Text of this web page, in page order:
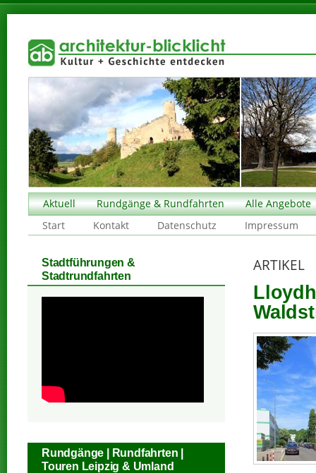
Aktuell Rundgänge & Rundfahrten
Alle Angebote
Start
Kontakt Datenschutz Impressum
ARTIKEL
Stadtführungen &
Stadtrundfahrten
Rundgänge | Rundfahrten |
Touren Leipzig & Umland